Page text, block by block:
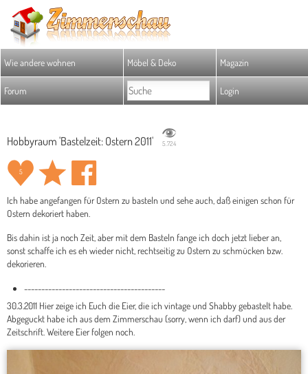
Wie andere wohnen Möbel & Deko Magazin
Forum Login
Hobbyraum 'Bastelzeit: Ostern 2011' 5.724
5
Ich habe angefangen für Ostern zu basteln und sehe auch, daß einigen schon für
Ostern dekoriert haben.
Bis dahin ist ja noch Zeit, aber mit dem Basteln fange ich doch jetzt lieber an,
sonst schaffe ich es eh wieder nicht, rechtseitig zu Ostern zu schmücken bzw.
dekorieren.
-----------------------------------------
30.3.2011 Hier zeige ich Euch die Eier, die ich vintage und Shabby gebastelt habe.
Abgeguckt habe ich aus dem Zimmerschau (sorry, wenn ich darf) und aus der
Zeitschrift. Weitere Eier folgen noch.